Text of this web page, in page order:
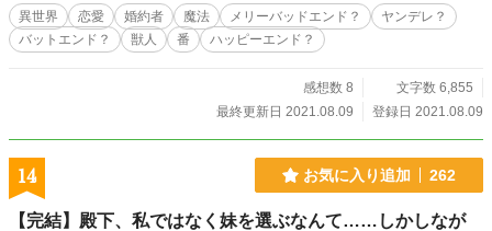
異世界 恋愛 婚約者 魔法 メリーバッドエンド？
ヤンデレ？
バットエンド？
獣人 番 ハッピーエンド？
感想数 8
文字数 6,855
最終更新日 2021.08.09
登録日 2021.08.09
14 お気に入り追加 262
【完結】殿下、私ではなく妹を選ぶなんて……しかしなが